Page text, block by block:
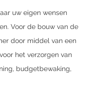
uw eigen wensen
Voor de bouw van de
door middel van een
het verzorgen van
budgetbewaking,